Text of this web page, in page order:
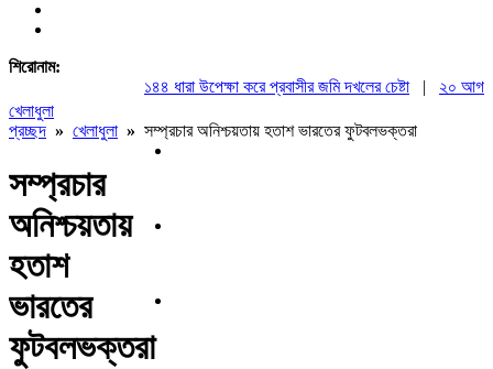
শিরোনাম:
১৪৪ ধারা উপেক্ষা করে প্রবাসীর জমি দখলের চেষ্টা|
২০ আগস্ট
খেলাধুলা
প্রচ্ছদ » খেলাধুলা » সম্প্রচার অনিশ্চয়তায় হতাশ ভারতের ফুটবলভক্তরা
সম্প্রচার
অনিশ্চয়তায়
হতাশ
ভারতের
ফুটবলভক্তরা